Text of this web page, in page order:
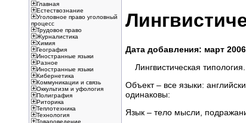
Главная
Естествознание
Уголовное право уголовный
процесс
Трудовое право
Журналистика
Химия
География
Иностранные языки
Разное
Иностранные языки
Кибернетика
Коммуникации и связь
Оккультизм и уфология
Полиграфия
Риторика
Теплотехника
Технология
Товароведение
Дата добавления: март
Лингвистическая
Объект – все языки:
одинаковы:
Язык – тело мысли,